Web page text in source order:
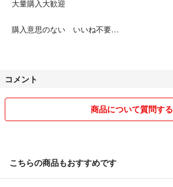
大量購入大歓迎
購入意思のない いいね不要
発送早くがモットー
レゴめちゃくちゃあります！
お気軽にコメントください！
コメント
商品について質問する
こちらの商品もおすすめです